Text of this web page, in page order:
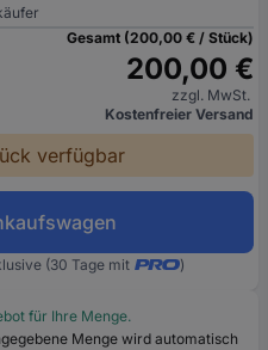
Gesamt (200,00 € / Stück)
200,00 €
zzgl. MwSt.
Kostenfreier Versand
verfügbar
(30 Tage mit )
für Ihre Menge.
Menge wird automatisch